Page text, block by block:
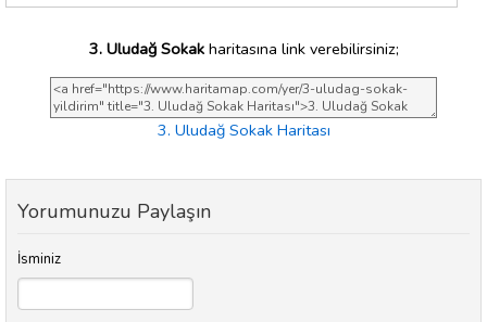
3. Uludağ Sokakharitasına link verebilirsiniz;
3. Uludağ Sokak Haritası
Yorumunuzu Paylaşın
İsminiz